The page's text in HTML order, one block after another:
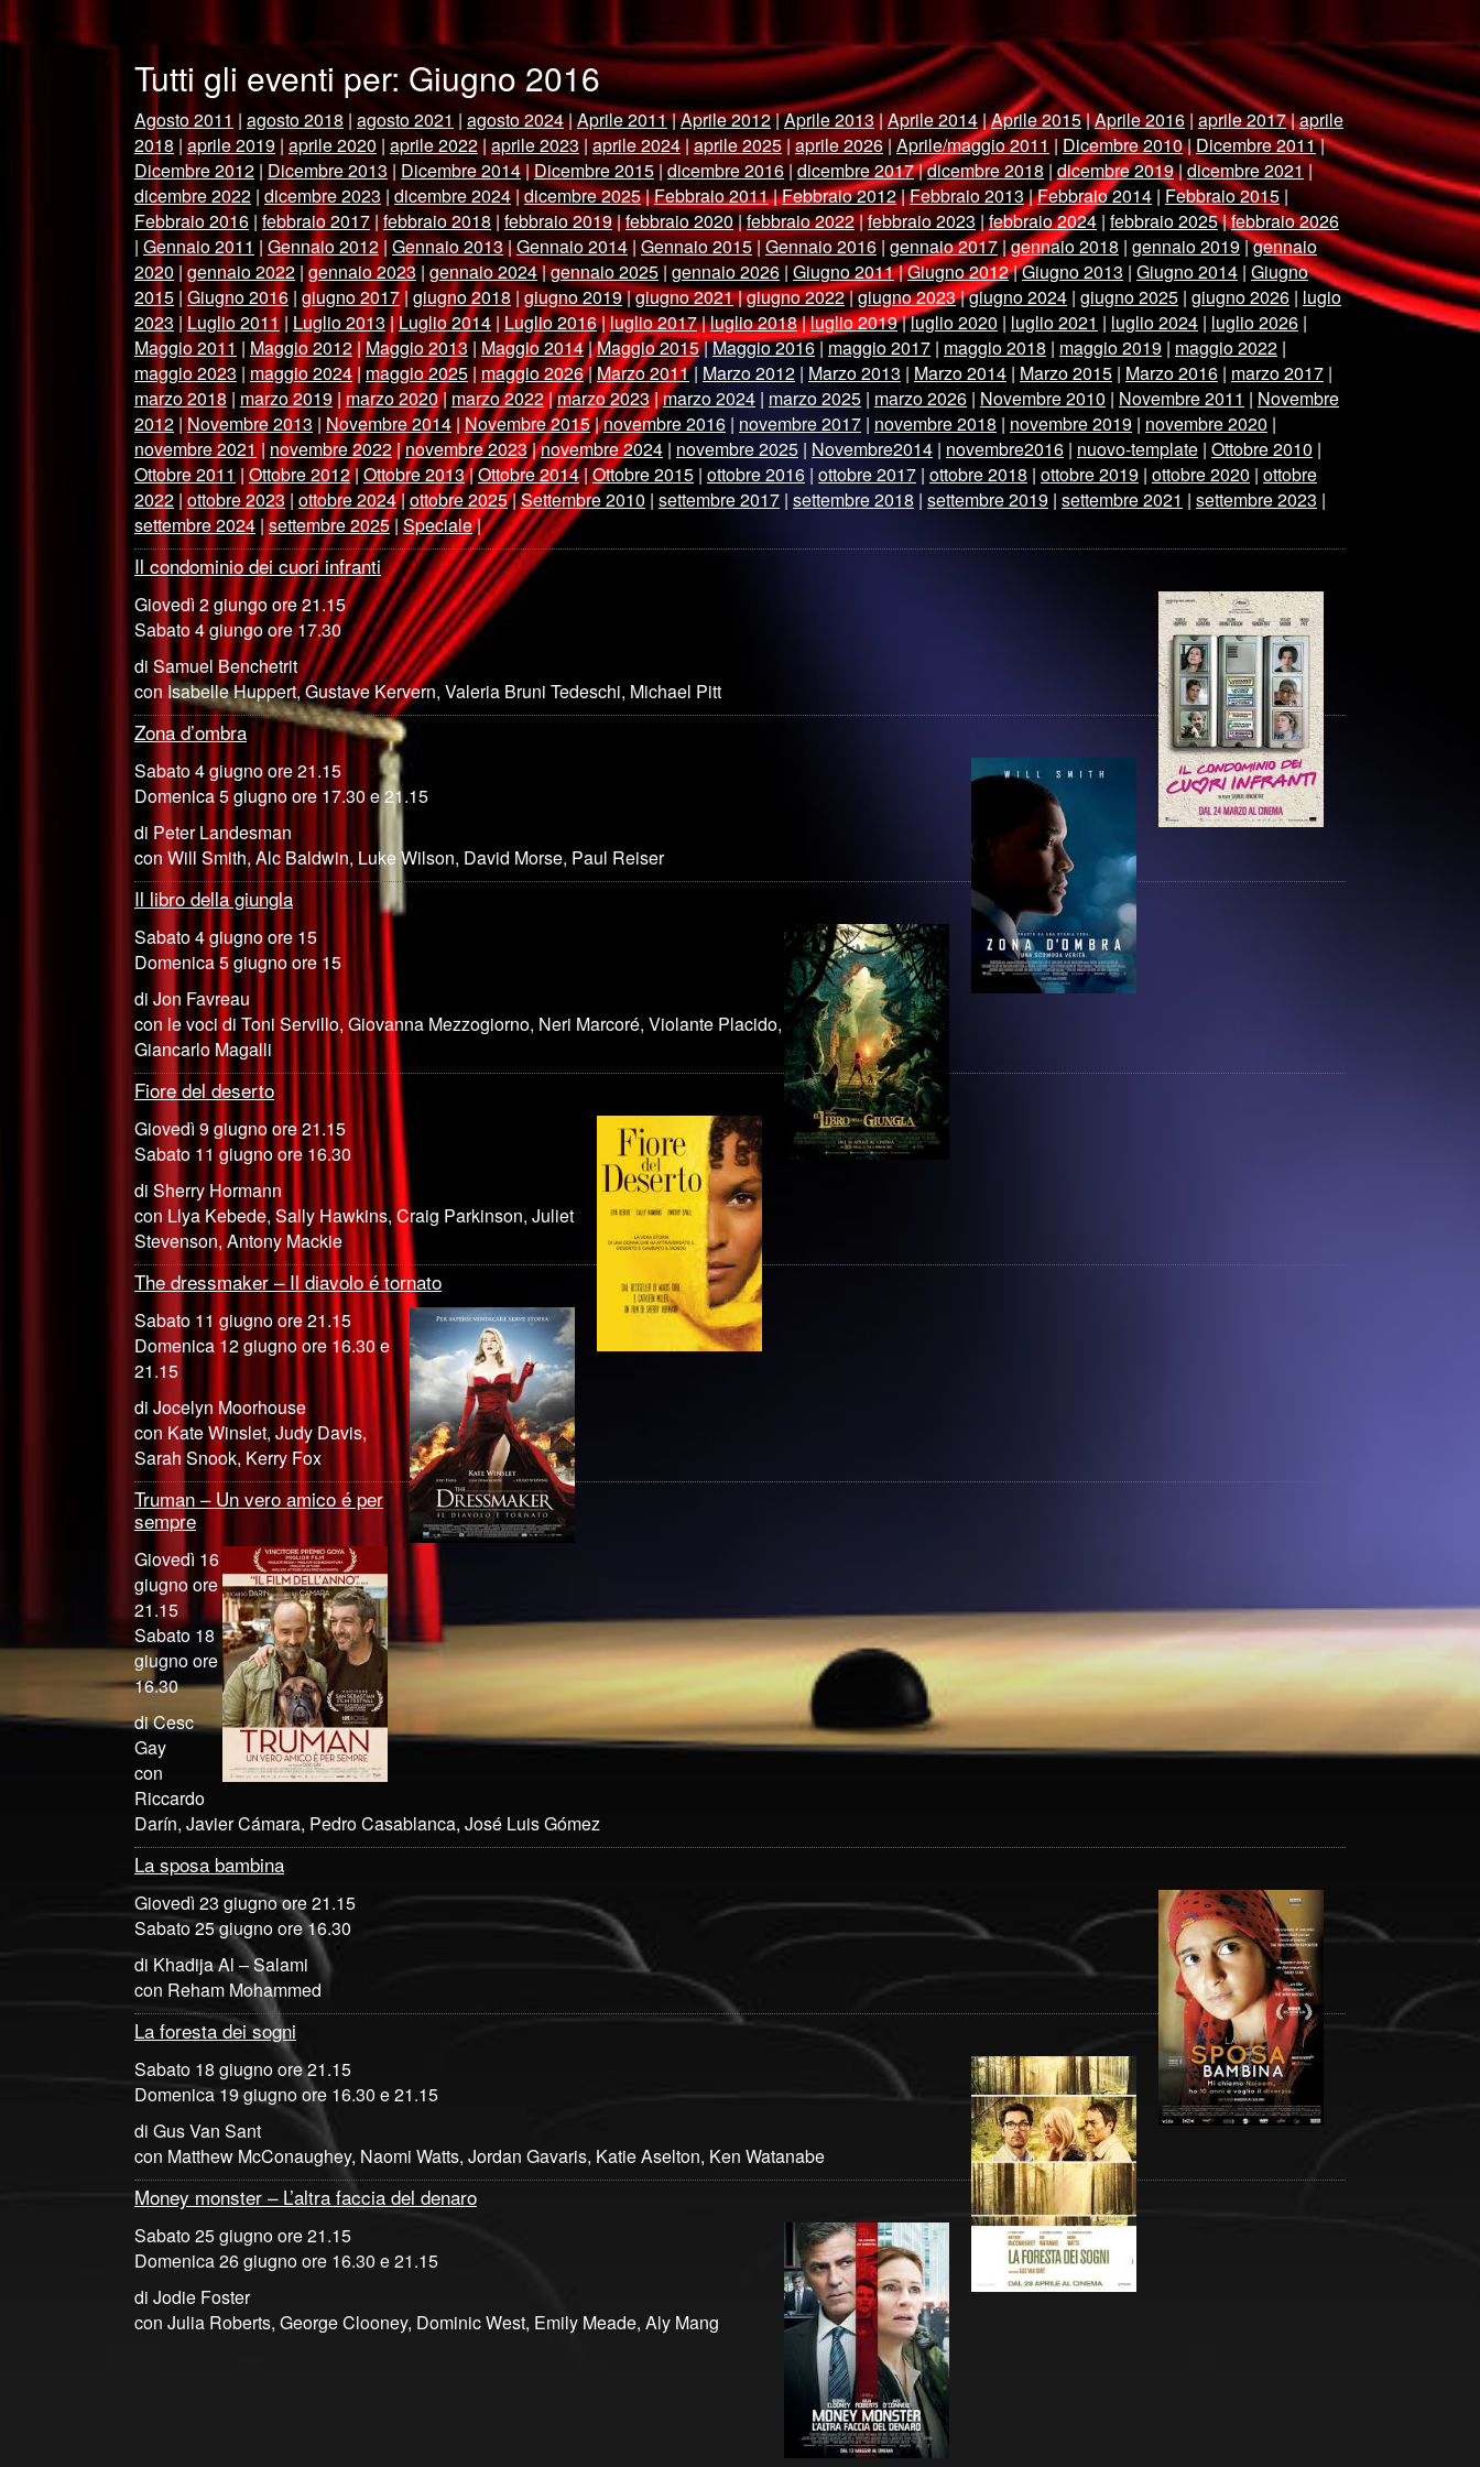
Tutti gli eventi per: Giugno 2016
Agosto 2011 | agosto 2018 | agosto 2021 | agosto 2024|Aprile 2011|Aprile 2012|Aprile 2013|Aprile 2014|Aprile 2015|Aprile 2016 | aprile 2017|aprile
2018 | aprile 2019 |aprile 2020 | aprile 2022|aprile 2023|aprile 2024|aprile 2025|aprile 2026|Aprile/maggio 2011|Dicembre 2010|Dicembre 2011|
Dicembre 2012 | Dicembre 2013 | Dicembre 2014|Dicembre 2015|dicembre 2016|dicembre 2017|dicembre 2018 |dicembre 2019|dicembre 2021|
dicembre 2022 | dicembre 2023|dicembre 2024|dicembre 2025|Febbraio 2011|Febbraio 2012|Febbraio 2013|Febbraio 2014 | Febbraio 2015|
Febbraio 2016 | febbraio 2017|febbraio 2018 | febbraio 2019|febbraio 2020|febbraio 2022|febbraio 2023|febbraio 2024 | febbraio 2025|febbraio 2026
| Gennaio 2011 | Gennaio 2012| Gennaio 2013|Gennaio 2014 | Gennaio 2015|Gennaio 2016|gennaio 2017|gennaio 2018 | gennaio 2019|gennaio
2020 | gennaio 2022 |gennaio 2023 | gennaio 2024|gennaio 2025|gennaio 2026|Giugno 2011|Giugno 2012|Giugno 2013 | Giugno 2014 | Giugno
2015 | Giugno 2016 |giugno 2017|giugno 2018|giugno 2019|giugno 2021|giugno 2022|giugno 2023|giugno 2024 | giugno 2025 | giugno 2026 | lugio
2023 | Luglio 2011| Luglio 2013|Luglio 2014|Luglio 2016|luglio 2017|luglio 2018|luglio 2019|luglio 2020 | luglio 2021 | luglio 2024 | luglio 2026 |
Maggio 2011 | Maggio 2012|Maggio 2013|Maggio 2014|Maggio 2015|Maggio 2016|maggio 2017 | maggio 2018 | maggio 2019 | maggio 2022 |
maggio 2023 | maggio 2024|maggio 2025|maggio 2026|Marzo 2011| Marzo 2012 | Marzo 2013 | Marzo 2014 | Marzo 2015 | Marzo 2016 | marzo 2017 |
marzo 2018 | marzo 2019|marzo 2020|marzo 2022|marzo 2023|marzo 2024 | marzo 2025 | marzo 2026 | Novembre 2010 | Novembre 2011 | Novembre
2012 | Novembre 2013 | Novembre 2014|Novembre 2015|novembre 2016 | novembre 2017 | novembre 2018 | novembre 2019 | novembre 2020 |
novembre 2021|novembre 2022|novembre 2023|novembre 2024 | novembre 2025 | Novembre2014 | novembre2016 | nuovo-template | Ottobre 2010 |
Ottobre 2011|Ottobre 2012|Ottobre 2013|Ottobre 2014|Ottobre 2015 | ottobre 2016 | ottobre 2017 | ottobre 2018 | ottobre 2019 | ottobre 2020 | ottobre
2022 | ottobre 2023| ottobre 2024|ottobre 2025|Settembre 2010 | settembre 2017 | settembre 2018 | settembre 2019 | settembre 2021 | settembre 2023 |
settembre 2024 |settembre 2025|Speciale|
Il condominio dei cuori infranti
Giovedì 2 giungo ore 21.15
Sabato 4 giungo ore 17.30
di Samuel Benchetrit
con Isabelle Huppert, Gustave Kervern, Valeria Bruni Tedeschi, Michael Pitt
Zona d’ombra
Sabato 4 giugno ore 21.15
Domenica 5 giugno ore 17.30 e 21.15
di Peter Landesman
con Will Smith, Alc Baldwin, Luke Wilson, David Morse, Paul Reiser
Il libro della giungla
Sabato 4 giugno ore 15
Domenica 5 giugno ore 15
di Jon Favreau
con le voci di Toni Servillo, Giovanna Mezzogiorno, Neri Marcoré, Violante Placido,
Giancarlo Magalli
Fiore del deserto
Giovedì 9 giugno ore 21.15
Sabato 11 giugno ore 16.30
di Sherry Hormann
con Llya Kebede, Sally Hawkins, Craig Parkinson, Juliet
Stevenson, Antony Mackie
The dressmaker – Il diavolo é tornato
Sabato 11 giugno ore 21.15
Domenica 12 giugno ore 16.30 e
21.15
di Jocelyn Moorhouse
con Kate Winslet, Judy Davis,
Sarah Snook, Kerry Fox
Truman – Un vero amico é per
sempre
Giovedì 16
giugno ore
21.15
Sabato 18
giugno ore
16.30
di Cesc
Gay
con
Riccardo
Darín, Javier Cámara, Pedro Casablanca, José Luis Gómez
La sposa bambina
Giovedì 23 giugno ore 21.15
Sabato 25 giugno ore 16.30
di Khadija Al – Salami
con Reham Mohammed
La foresta dei sogni
Sabato 18 giugno ore 21.15
Domenica 19 giugno ore 16.30 e 21.15
di Gus Van Sant
con Matthew McConaughey, Naomi Watts, Jordan Gavaris, Katie Aselton, Ken Watanabe
Money monster – L’altra faccia del denaro
Sabato 25 giugno ore 21.15
Domenica 26 giugno ore 16.30 e 21.15
di Jodie Foster
con Julia Roberts, George Clooney, Dominic West, Emily Meade, Aly Mang